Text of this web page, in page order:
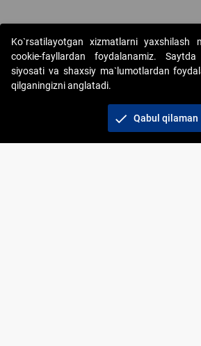
Copyright © 2017-2026. "Elektron onlayn-
tashkil etish" AJ. Barcha huquqlar
Ko`rsatilayotgan xizmatlarni yaxshilash
cookie-fayllardan foydalanamiz.
siyosati va shaxsiy ma`lumotlardan
qilganingizni anglatadi.
check Qabul qilaman